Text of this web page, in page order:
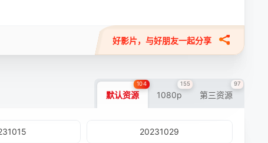
好影片，与好朋友一起分享
默认资源
104
1080p
155
第三资源
97
20231029